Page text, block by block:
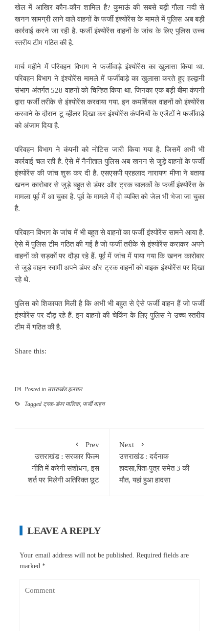
खेल में आखिर कौन-कौन शामिल है? कुमाऊं की सबसे बड़ी गौला नदी से
खनन सामग्री लाने वाले वाहनों के फर्जी इंश्योरेंस के मामले में पुलिस अब बड़ी
कार्रवाई करने जा रही है. फर्जी इंश्योरेंस वाहनों के जांच के लिए पुलिस उच्च
स्तरीय टीम गठित की है.
मार्च महीने में परिवहन विभाग ने फर्जीवाड़े इंश्योरेंस का खुलासा किया था.
परिवहन विभाग ने इंश्योरेंस मामले में फर्जीवाड़े का खुलासा करते हुए हल्द्वानी
संभाग अंतर्गत 528 वाहनों को चिन्हित किया था. जिनका एक बड़ी बीमा कंपनी
द्वारा फर्जी तरीके से इंश्योरेंस करवाया गया. इन कमर्शियल वाहनों को इंश्योरेंस
करवाने के दौरान टू व्हीलर दिखा कर इंश्योरेंस कंपनियों के एजेंटों ने फर्जीवाड़े
को अंजाम दिया है.
परिवहन विभाग ने कंपनी को नोटिस जारी किया गया है. जिसमें अभी भी
कार्रवाई चल रही है. ऐसे में नैनीताल पुलिस अब खनन से जुड़े वाहनों के फर्जी
इंश्योरेंस की जांच शुरू कर दी है. एसएसपी प्रहलाद नारायण मीणा ने बताया
खनन कारोबार से जुड़े बहुत से डंपर और ट्रक चालकों के फर्जी इंश्योरेंस के
मामला पूर्व में आ चुका है. पूर्व के मामले में दो व्यक्ति को जेल भी भेजा जा चुका
है.
परिवहन विभाग के जांच में भी बहुत से वाहनों का फर्जी इंश्योरेंस सामने आया है.
ऐसे में पुलिस टीम गठित की गई है जो फर्जी तरीके से इंश्योरेंस कराकर अपने
वाहनों को सड़कों पर दौड़ा रहे हैं. पूर्व में जांच में पाया गया कि खनन कारोबार
से जुड़े वाहन स्वामी अपने डंपर और ट्रक वाहनों को बाइक इंश्योरेंस पर दिखा
रहे थे.
पुलिस को शिकायत मिली है कि अभी भी बहुत से ऐसे फर्जी वाहन हैं जो फर्जी
इंश्योरेंस पर दौड़ रहे हैं. इन वाहनों की चेकिंग के लिए पुलिस ने उच्च स्तरीय
टीम में गठित की है.
Share this:
Posted in उत्तराखंड हलचल
Tagged ट्रक-डंपर मालिक, फर्जी वाहन
Prev
उत्तराखंड : सरकार फिल्म
नीति में करेगी संशोधन, इस
शर्त पर मिलेगी अतिरिक्त छूट
Next
उत्तराखंड : दर्दनाक
हादसा,पिता-पुत्र समेत 3 की
मौत, यहां हुआ हादसा
LEAVE A REPLY
Your email address will not be published. Required fields are
marked *